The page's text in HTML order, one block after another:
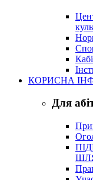
КОРИСНА
Для